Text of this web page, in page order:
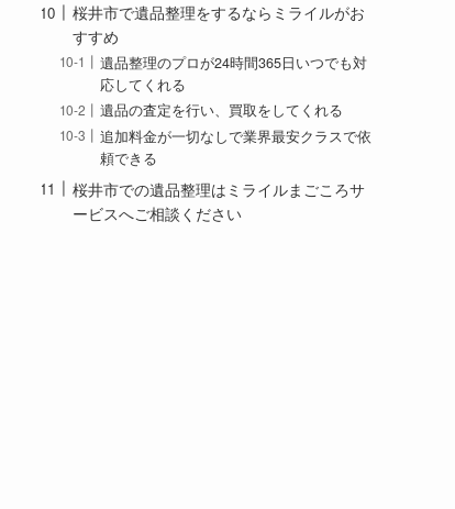
桜井市で遺品整理をするならミライルがお
すすめ
遺品整理のプロが24時間365日いつでも対
応してくれる
遺品の査定を行い、買取をしてくれる
追加料金が一切なしで業界最安クラスで依
頼できる
桜井市での遺品整理はミライルまごころサ
ービスへご相談ください